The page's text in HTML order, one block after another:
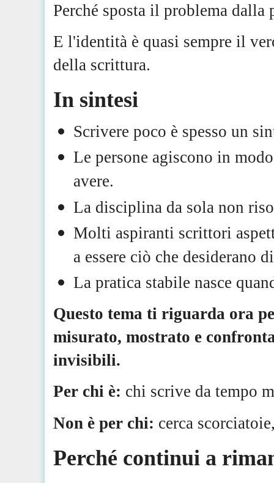
Perché sposta il problema
E l'identità è quasi sempre il
della scrittura.
In sintesi
Scrivere poco è spesso un
Le persone agiscono in
avere.
La disciplina da sola non
Molti aspiranti scrittori
a essere ciò che desiderano
La pratica stabile nasce
Questo tema ti riguarda ora
misurato, mostrato e
invisibili.
Per chi è: chi scrive da tempo
Non è per chi: cerca
Perché continui a